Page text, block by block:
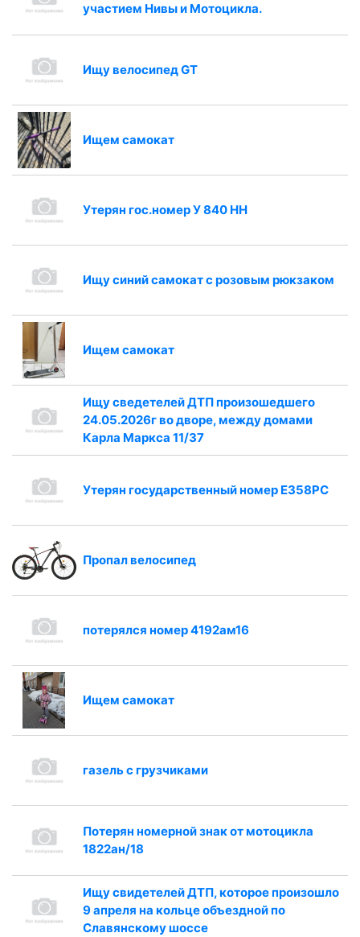
участием Нивы и Мотоцикла.
Ищу велосипед GT
Ищем самокат
Утерян гос.номер У 840 НН
Ищу синий самокат с розовым рюкзаком
Ищем самокат
Ищу сведетелей ДТП произошедшего
24.05.2026г во дворе, между домами
Карла Маркса 11/37
Утерян государственный номер E358PC
Пропал велосипед
потерялся номер 4192ам16
Ищем самокат
газель с грузчиками
Потерян номерной знак от мотоцикла
1822ан/18
Ищу свидетелей ДТП, которое произошло
9 апреля на кольце объездной по
Славянскому шоссе